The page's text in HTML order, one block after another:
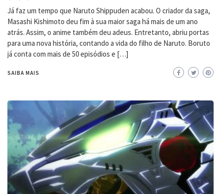
Já faz um tempo que Naruto Shippuden acabou. O criador da saga,
Masashi Kishimoto deu fim à sua maior saga há mais de um ano
atrás. Assim, o anime também deu adeus. Entretanto, abriu portas
para uma nova história, contando a vida do filho de Naruto. Boruto
já conta com mais de 50 episódios e […]
SAIBA MAIS